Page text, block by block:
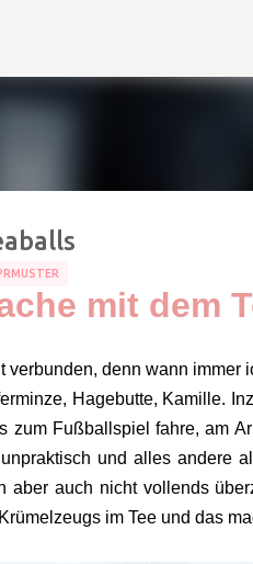
mit dem
denn wann immer
Hagebutte, Kamille.
zum Fußballspiel fahre, am
und alles andere
aber auch nicht vollends
im Tee und das